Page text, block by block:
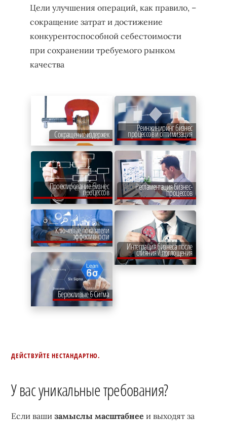
Цели улучшения операций, как правило, –
сокращение затрат и достижение
конкурентоспособной себестоимости
при сохранении требуемого рынком
качества
Сокращение издержек
Реинжиниринг бизнес
процессов и оптимизация
Регламентация бизнес-
процессов
Проектирование бизнес
процессов
Ключевые показатели
эффективности
Интеграция бизнеса после
слияния / поглощения
Бережливые 6 Сигма
ДЕЙСТВУЙТЕ НЕСТАНДАРТНО.
У вас уникальные требования?
Если вашизамыслы масштабнее и выходят за